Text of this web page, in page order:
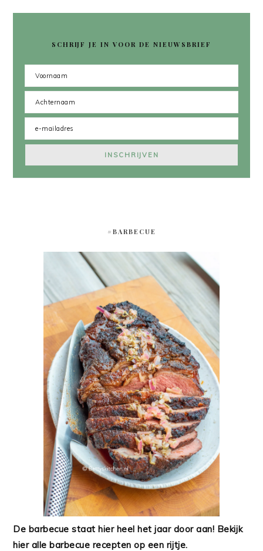
SCHRIJF JE IN VOOR DE NIEUWSBRIEF
#BARBECUE
De barbecue staat hier heel het jaar door aan! Bekijk
hier alle barbecue recepten op een rijtje.